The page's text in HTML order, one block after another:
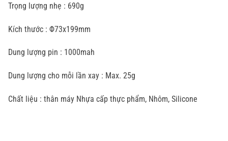
Trọng lượng nhẹ : 690g
Kích thước : Φ73x199mm
Dung lượng pin : 1000mah
Dung lượng cho mỗi lần xay : Max. 25g
Chất liệu : thân máy Nhựa cấp thực phẩm, Nhôm, Silicone